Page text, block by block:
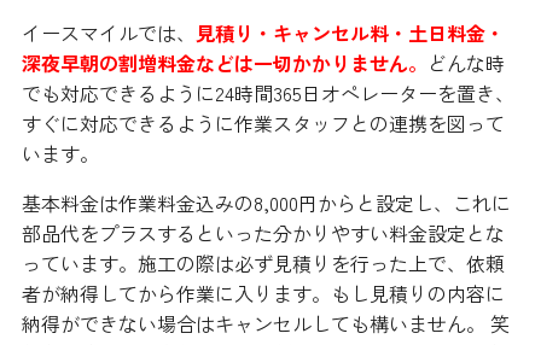
イースマイルでは、 見積り・キャンセル料・土日料金・
深夜早朝の割増料金などは一切かかりません。 どんな時
でも対応できるように24時間365日オペレーターを置き、
すぐに対応できるように作業スタッフとの連携を図って
います。
基本料金は作業料金込みの8,000円からと設定し、これに
部品代をプラスするといった分かりやすい料金設定とな
っています。施工の際は必ず見積りを行った上で、依頼
者が納得してから作業に入ります。もし見積りの内容に
納得ができない場合はキャンセルしても構いません。 笑